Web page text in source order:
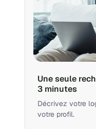
Une seule
3 minutes
Décrivez votre
votre profil.